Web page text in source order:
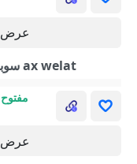
عرض
سوبر ماركت ax welat
مفتوح
عرض